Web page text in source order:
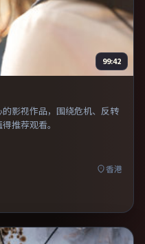
99:42
影视作品，围绕危机、反转
推荐观看。
香港